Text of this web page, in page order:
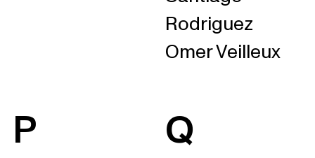
Rodriguez
Omer Veilleux
P Q